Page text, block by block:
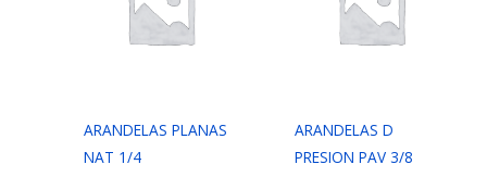
ARANDELAS PLANAS
NAT 1/4
ARANDELAS D
PRESION PAV 3/8